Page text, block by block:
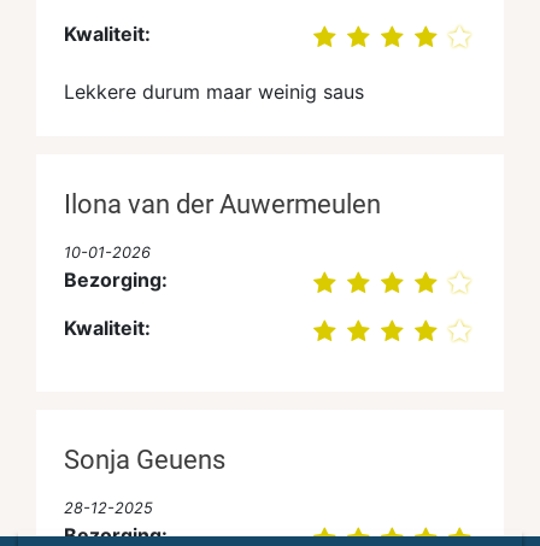
Kwaliteit:
Lekkere durum maar weinig saus
Ilona van der Auwermeulen
10-01-2026
Bezorging:
Kwaliteit:
Sonja Geuens
28-12-2025
Bezorging: